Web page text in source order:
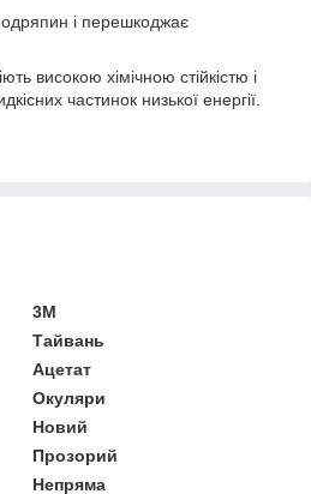
і перешкоджає
високою хімічною стійкістю і
частинок низької енергії.
3М
Тайвань
Ацетат
Окуляри
Новий
Прозорий
Непряма